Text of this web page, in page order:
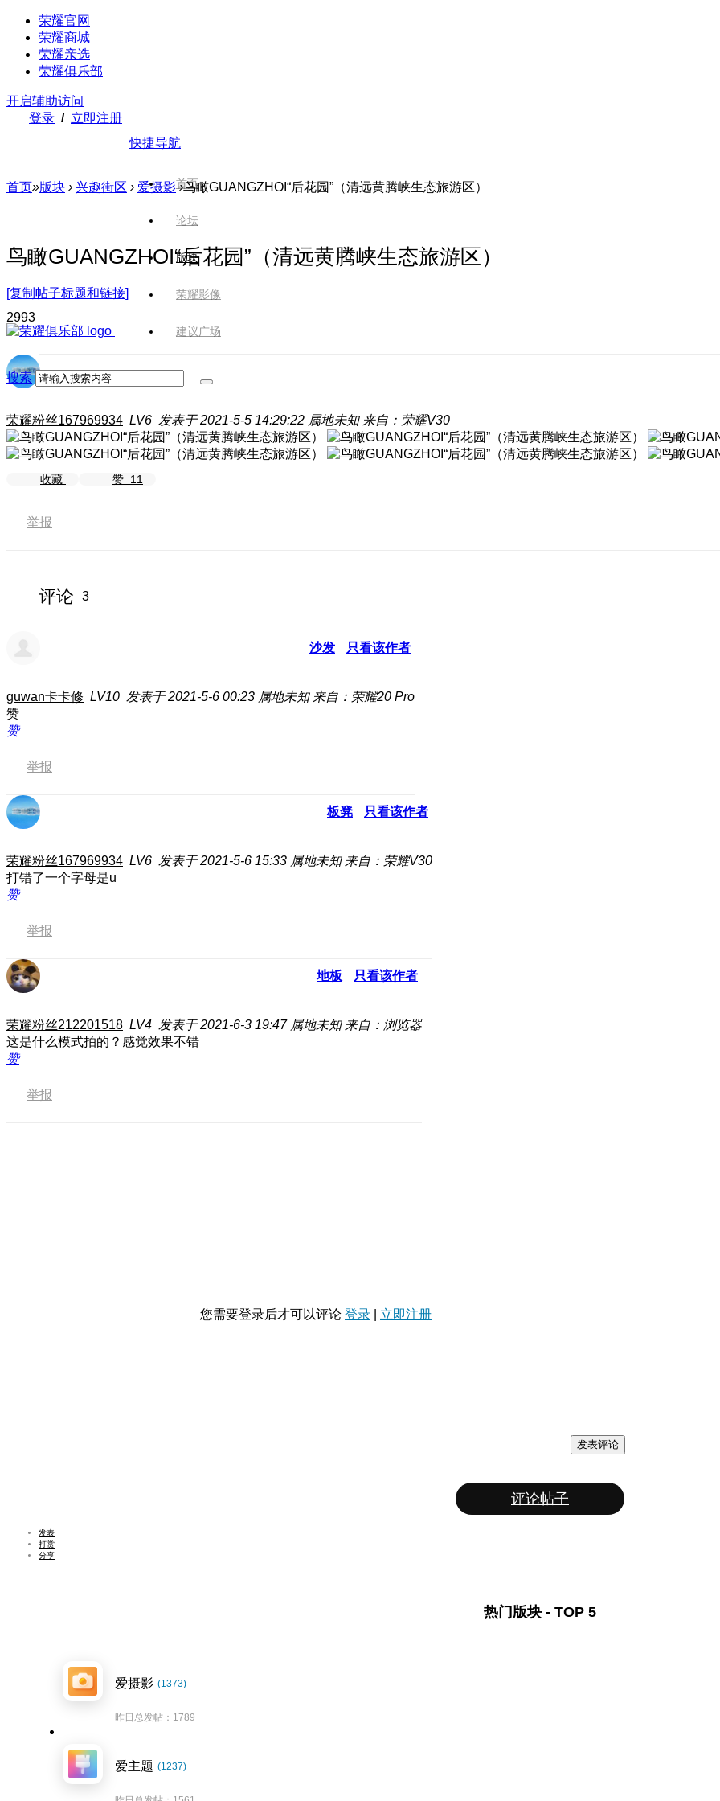
荣耀官网
荣耀商城
荣耀亲选
荣耀俱乐部
开启辅助访问
登录 / 立即注册
快捷导航
首页
论坛
版块
荣耀影像
建议广场
搜索
首页»版块 › 兴趣街区 › 爱摄影 ›鸟瞰GUANGZHOI“后花园”（清远黄腾峡生态旅游区）
鸟瞰GUANGZHOI“后花园”（清远黄腾峡生态旅游区）
[复制帖子标题和链接]
2993
荣耀粉丝167969934 LV6 发表于 2021-5-5 14:29:22 属地未知 来自：荣耀V30
收藏 赞 11
举报
评论 3
沙发 只看该作者
guwan卡卡修 LV10 发表于 2021-5-6 00:23 属地未知 来自：荣耀20 Pro
赞
赞
举报
板凳 只看该作者
荣耀粉丝167969934 LV6 发表于 2021-5-6 15:33 属地未知 来自：荣耀V30
打错了一个字母是u
赞
举报
地板 只看该作者
荣耀粉丝212201518 LV4 发表于 2021-6-3 19:47 属地未知 来自：浏览器
这是什么模式拍的？感觉效果不错
赞
举报
您需要登录后才可以评论 登录 立即注册
发表评论
评论帖子
发表
打赏
分享
热门版块 - TOP 5
爱摄影 (1373)
昨日总发帖：1789
爱主题 (1237)